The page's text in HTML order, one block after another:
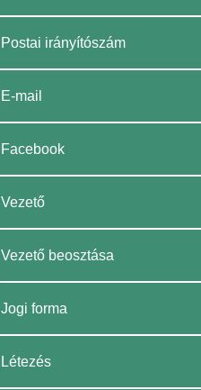
Postai irányítószám
E-mail
Facebook
Vezető
Vezető beosztása
Jogi forma
Létezés